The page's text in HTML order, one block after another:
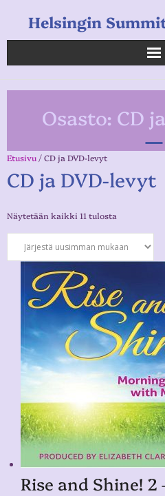
Helsingin
Opetukset
Verkkokauppa
Uutiset
Linkkejä
Osasto: CD
Etusivu / CD ja DVD-levyt
CD ja DVD-levyt
Näytetään kaikki 11 tulosta
Rise and Shine! 2